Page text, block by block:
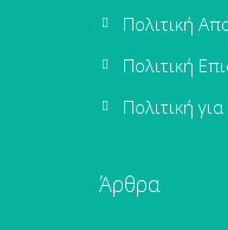
Πολιτική
Πολιτική
Πολιτική
Άρθρα